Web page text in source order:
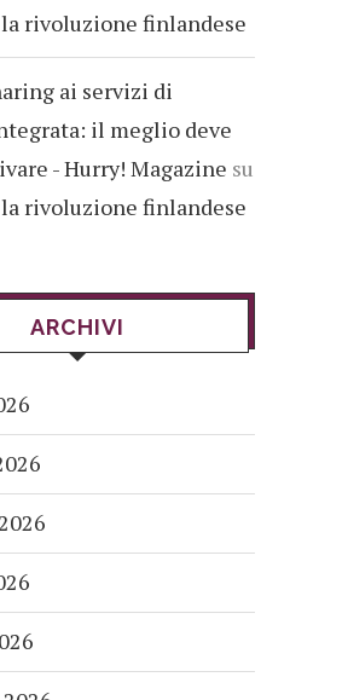
rivoluzione finlandese
ai servizi di
il meglio deve
- Hurry! Magazine su
rivoluzione finlandese
ARCHIVI